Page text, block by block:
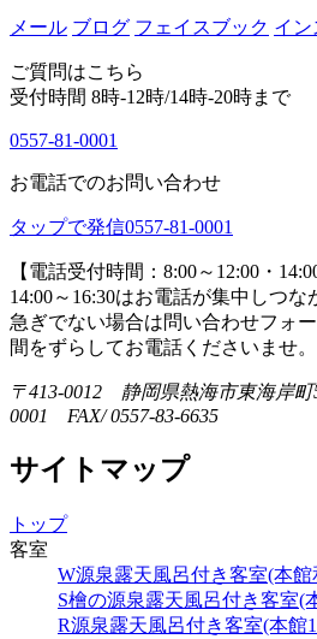
メール ブログ フェイスブック イン
ご質問はこちら
受付時間 8時-12時/14時-20時まで
0557-81-0001
お電話でのお問い合わせ
タップで発信0557-81-0001
【電話受付時間：8:00～12:00・
14:00～16:30はお電話が集中しつ
急ぎでない場合は問い合わせフォ
間をずらしてお電話くださいませ。
〒413-0012 静岡県熱海市東海岸
0001 FAX/ 0557-83-6635
サイトマップ
トップ
客室
W源泉露天風呂付き客室(本館
S檜の源泉露天風呂付き客室(
R源泉露天風呂付き客室(本館